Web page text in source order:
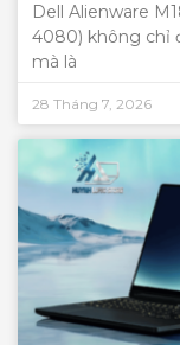
Dell Alienware
4080) không chỉ
mà là
28 Tháng 7, 2026